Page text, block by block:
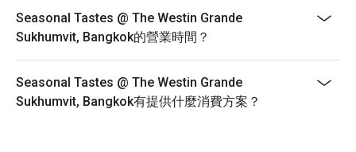
泰式燒烤晚餐（無限點菜）：850++
國際午餐自助餐：1,350++
海鮮燒烤晚餐（週五及週六）：1550++
週日家庭早午餐：1550++
早餐價格：850++
Seasonal Tastes @ The Westin Grande
Sukhumvit, Bangkok的營業時間？
Seasonal Tastes @ The Westin Grande
Sukhumvit, Bangkok有提供什麼消費方案？